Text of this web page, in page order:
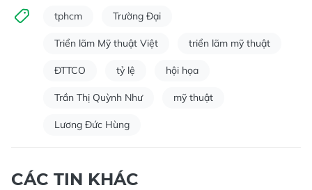
tphcm Trường Đại
Triển lãm Mỹ thuật Việt triển lãm mỹ thuật
ĐTTCO tỷ lệ hội họa
Trần Thị Quỳnh Như mỹ thuật
Lương Đức Hùng
CÁC TIN KHÁC